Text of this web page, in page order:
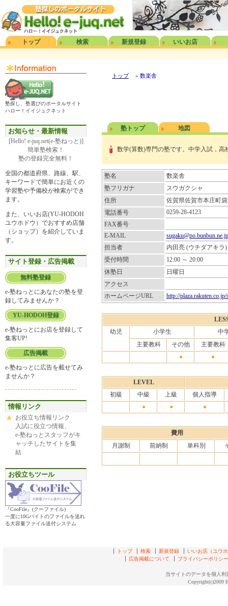
トップ 検索 新規登録 いいお店
塾探し、塾選びのポータルサイト
ハロー！イイジュクネット
お知らせ・最新情報
[Hello! e-juq.net(e-塾ねっと)]
簡単塾検索！
塾の登録完全無料！
全国の都道府県、路線、駅、
キーワードで簡単にお近くの
学習塾や予備校が検索ができ
ます。
また、いいお店(YU-HODOH
ユウホドウ）でおすすめ店舗
（ショップ）を紹介していま
す。
サイト登録・広告掲載
無料塾登録
e-塾ねっとにあなたの塾を登
録してみませんか？
YU-HODOH登録
e-塾ねっとにお店を登録して
集客UP!
広告掲載
e-塾ねっとに広告を載せてみ
ませんか？
情報リンク
お役立ち情報リンク
入試に役立つ情報、
e-塾ねっとスタッフがキ
ャッチしたサイトを集
結
お役立ちツール
『CooFile』(クーファイル)
一度に10Gバイトのファイルを送れ
る大容量ファイル送付システム
トップ » 数楽舎
塾トップ 地図
数学(算数)専門の塾です。中学入試，
塾名
数楽舎
塾フリガナ
スウガクシャ
住所
佐賀県佐賀市本庄町
電話番号
0259-28-4123
FAX番号
E-MAIL
sugaku@po.bunbun.ne.jp
担当者
内田亮 (ウチダアキラ)
受付時間
12:00 ～ 20:00
休塾日
日曜日
アクセス
ホームページURL
http://plaza.rakuten.co.jp/
幼児
小学生
中
主要教科
その他
主要教科
●
●
LEVEL
初級
中級 上級 個人指導
●
● ●
費用
月謝制
前納制 単科別
トップ 検索 新規登録
いいお店（ユウ
広告掲載について
プライバシーポリシー
当サイトのデータを個人
Copyright(c)2009